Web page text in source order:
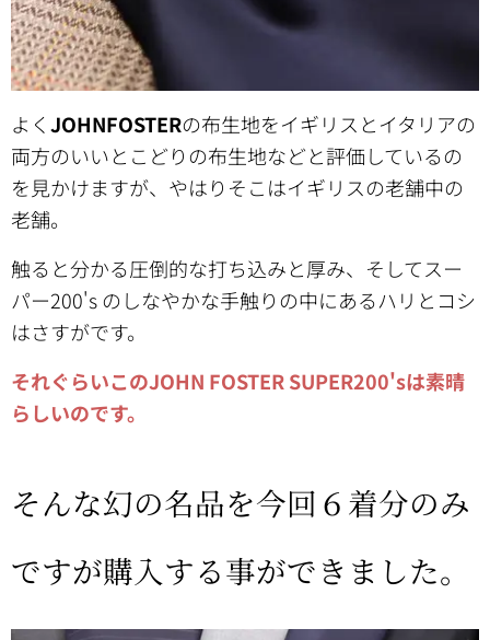
よくJOHNFOSTERの布生地をイギリスとイタリアの
両方のいいとこどりの布生地などと評価しているの
を見かけますが、やはりそこはイギリスの老舗中の
老舗。
触ると分かる圧倒的な打ち込みと厚み、そしてスー
パー200's のしなやかな手触りの中にあるハリとコシ
はさすがです。
それぐらいこのJOHN FOSTERSUPER200'sは素晴
らしいのです。
そんな幻の名品を今回６着分のみ
ですが購入する事ができました。